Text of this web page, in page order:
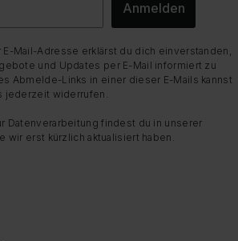
Anmelden
Mail-Adresse erklärst du dich einverstanden,
und Updates per E-Mail informiert zu
Abmelde-Links in einer dieser E-Mails kannst
jederzeit widerrufen.
Datenverarbeitung findest du in unserer
wir erst kürzlich aktualisiert haben.